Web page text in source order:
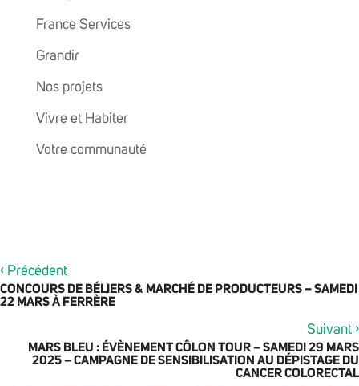
France Services
Grandir
Nos projets
Vivre et Habiter
Votre communauté
‹ Précédent
CONCOURS DE BÉLIERS & MARCHÉ DE PRODUCTEURS – SAMEDI
22 MARS À FERRÈRE
Suivant ›
MARS BLEU : ÉVÈNEMENT CÔLON TOUR – SAMEDI 29 MARS
2025 – CAMPAGNE DE SENSIBILISATION AU DÉPISTAGE DU
CANCER COLORECTAL